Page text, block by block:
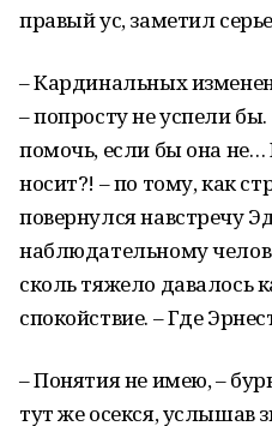
правый ус, заметил
– Кардинальных
– попросту не успели
помочь, если бы она
носит?! – по тому, как
повернулся навстречу
наблюдательному
сколь тяжело давалось
спокойствие. – Где
– Понятия не имею, –
тут же осекся, услышав